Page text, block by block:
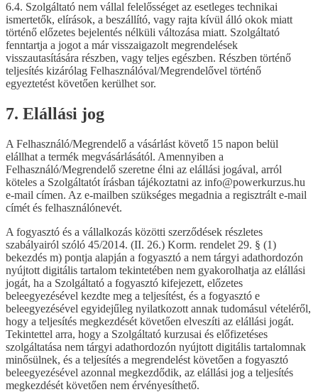
6.4. Szolgáltató nem vállal felelősséget az esetleges technikai
ismertetők, elírások, a beszállító, vagy rajta kívül álló okok miatt
történő előzetes bejelentés nélküli változása miatt. Szolgáltató
fenntartja a jogot a már visszaigazolt megrendelések
visszautasítására részben, vagy teljes egészben. Részben történő
teljesítés kizárólag Felhasználóval/Megrendelővel történő
egyeztetést követően kerülhet sor.
7. Elállási jog
A Felhasználó/Megrendelő a vásárlást követő 15 napon belül
elállhat a termék megvásárlásától. Amennyiben a
Felhasználó/Megrendelő szeretne élni az elállási jogával, arról
köteles a Szolgáltatót írásban tájékoztatni az info@powerkurzus.hu
e-mail címen. Az e-mailben szükséges megadnia a regisztrált e-mail
címét és felhasználónevét.
A fogyasztó és a vállalkozás közötti szerződések részletes
szabályairól szóló 45/2014. (II. 26.) Korm. rendelet 29. § (1)
bekezdés m) pontja alapján a fogyasztó a nem tárgyi adathordozón
nyújtott digitális tartalom tekintetében nem gyakorolhatja az elállási
jogát, ha a Szolgáltató a fogyasztó kifejezett, előzetes
beleegyezésével kezdte meg a teljesítést, és a fogyasztó e
beleegyezésével egyidejűleg nyilatkozott annak tudomásul vételéről,
hogy a teljesítés megkezdését követően elveszíti az elállási jogát.
Tekintettel arra, hogy a Szolgáltató kurzusai és előfizetéses
szolgáltatása nem tárgyi adathordozón nyújtott digitális tartalomnak
minősülnek, és a teljesítés a megrendelést követően a fogyasztó
beleegyezésével azonnal megkezdődik, az elállási jog a teljesítés
megkezdését követően nem érvényesíthető.